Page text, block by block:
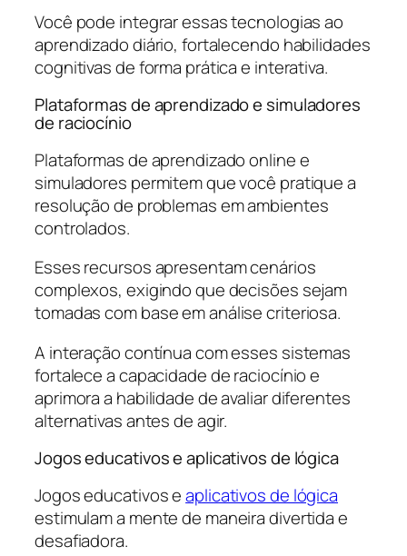
Você pode integrar essas tecnologias ao
aprendizado diário, fortalecendo habilidades
cognitivas de forma prática e interativa.
Plataformas de aprendizado e simuladores
de raciocínio
Plataformas de aprendizado online e
simuladores permitem que você pratique a
resolução de problemas em ambientes
controlados.
Esses recursos apresentam cenários
complexos, exigindo que decisões sejam
tomadas com base em análise criteriosa.
A interação contínua com esses sistemas
fortalece a capacidade de raciocínio e
aprimora a habilidade de avaliar diferentes
alternativas antes de agir.
Jogos educativos e aplicativos de lógica
Jogos educativos eaplicativos de lógica
estimulam a mente de maneira divertida e
desafiadora.